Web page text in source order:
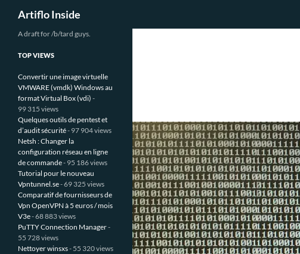
Aller
Artiflo Inside
A draft for /b/tard guys.
TOP VIEWS
Convertir une image virtuelle
VMWARE (vmdk) Windows au
format Virtual Box (vdi) -
99 315 views
Quelques outils de pentest et
d’audit sécurité- 97 904 views
Netsh : Changer la
configuration réseau en ligne
de commande- 95 186 views
Tutorial pour le nouveau
Vpntunnel.se- 69 325 views
Comparatif de fournisseurs de
Vpn OpenVPN à 5 euros / mois
V3e- 68 883 views
PuTTY Connection Manager-
55 728 views
Nettoyer winsxs- 55 320 views